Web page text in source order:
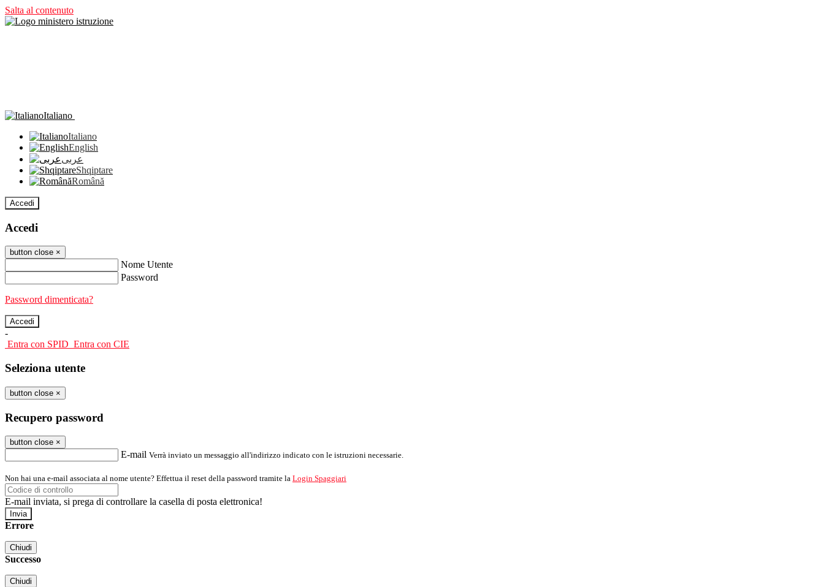
Salta al contenuto
Italiano
Italiano
English
عربى
Shqiptare
Română
Accedi
Accedi
button close ×
Nome Utente
Password
Password dimenticata?
-
Entra con SPID Entra con CIE
Seleziona utente
button close ×
Recupero password
button close ×
E-mail Verrà inviato un messaggio all'indirizzo indicato con le istruzioni necessarie.
Non hai una e-mail associata al nome utente? Effettua il reset della password tramite la Login Spaggiari
E-mail inviata, si prega di controllare la casella di posta elettronica!
Errore
Chiudi
Successo
Chiudi